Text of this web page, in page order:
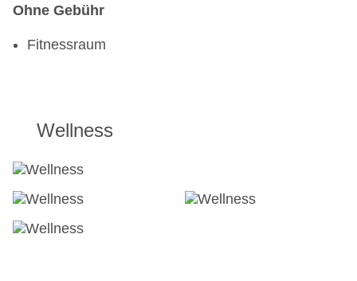
Ohne Gebühr
Fitnessraum
Wellness